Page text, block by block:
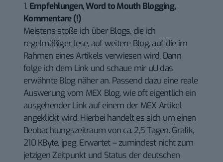
1. Empfehlungen, Word to Mouth Blogging,
Kommentare (!)
Meistens stoße ich über Blogs, die ich
regelmäßiger lese, auf weitere Blog, auf die im
Rahmen eines Artikels verwiesen wird. Dann
folge ich dem Link und schaue mir uU das
erwähnte Blog näher an. Passend dazu eine reale
Auswerung vom MEX Blog, wie oft eigentlich ein
ausgehender Link auf einem der MEX Artikel
angeklickt wird. Hierbei handelt es sich um einen
Beobachtungszeitraum von ca. 2,5 Tagen.Grafik,
210 KByte, jpeg. Erwartet – zumindest nicht zum
jetzigen Zeitpunkt und Status der deutschen